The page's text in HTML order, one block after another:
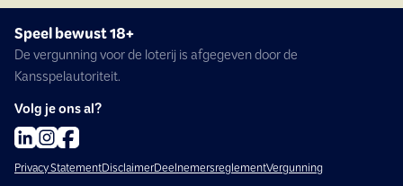
Speel bewust 18+
De vergunning voor de loterij is afgegeven door de
Kansspelautoriteit.
Volg je ons al?
Privacy StatementDisclaimerDeelnemersreglementVergunning